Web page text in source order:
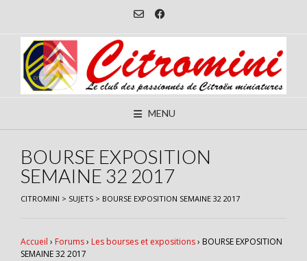
content
MENU
BOURSE EXPOSITION
SEMAINE 32 2017
CITROMINI > SUJETS > BOURSE EXPOSITION SEMAINE 32 2017
Accueil › Forums› Les bourses et expositions› BOURSE EXPOSITION
SEMAINE 32 2017